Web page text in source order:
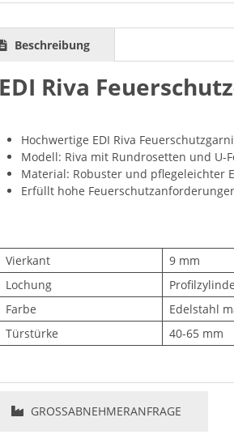
Beschreibung
EDI Riva
Hochwertige EDI Riva
Modell: Riva mit Rundrosetten und U-
Material: Robuster und pflegeleichter
Erfüllt hohe
Vierkant
9 mm
Lochung
Farbe
Edelstahl
Türstürke
40-65 mm
GROSSABNEHMERANFRAGE